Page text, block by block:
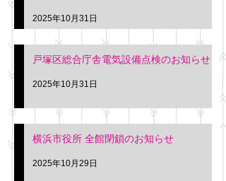
2025年10月31日
戸塚区総合庁舎電気設備点検のお知らせ
2025年10月31日
横浜市役所 全館閉鎖のお知らせ
2025年10月29日